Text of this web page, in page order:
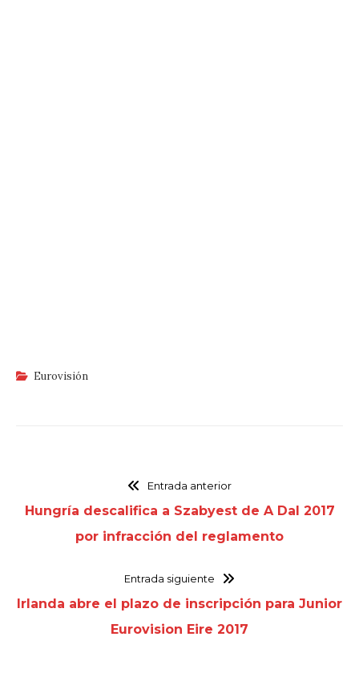
Eurovisión
Entrada anterior
Hungría descalifica a Szabyest de A Dal 2017
por infracción del reglamento
Entrada siguiente
Irlanda abre el plazo de inscripción para Junior
Eurovision Eire 2017